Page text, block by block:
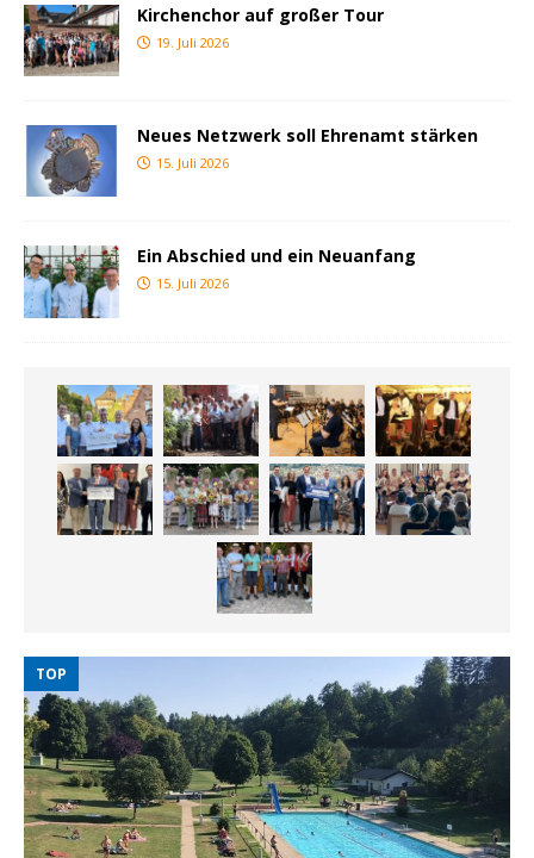
Kirchenchor auf großer Tour
19. Juli 2026
Neues Netzwerk soll Ehrenamt stärken
15. Juli 2026
Ein Abschied und ein Neuanfang
15. Juli 2026
TOP